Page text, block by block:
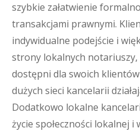
szybkie załatwienie
transakcjami prawnymi.
indywidualne podejście i
strony lokalnych
dostępni dla swoich
dużych sieci kancelarii
Dodatkowo lokalne
życie społeczności lokalnej